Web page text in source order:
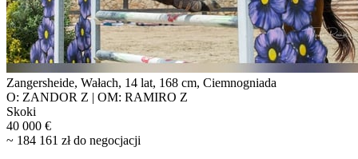
Zangersheide, Wałach, 14 lat, 168 cm, Ciemnogniada
O: ZANDOR Z | OM: RAMIRO Z
Skoki
40 000 €
~ 184 161 zł do negocjacji